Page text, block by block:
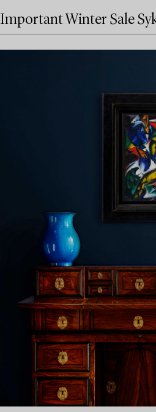
Important Winter Sale